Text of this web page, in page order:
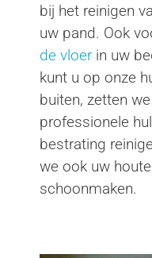
bij het reinigen
uw pand. Ook
de vloerin uw
kunt u op onze
buiten, zetten
professionele
bestrating
we ook uw
schoonmaken.